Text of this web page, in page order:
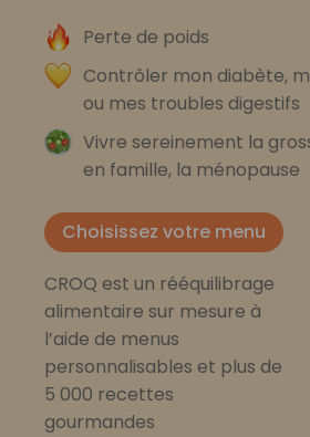
Perte de poids
Contrôler mon diabète,
ou mes troubles digestifs
Vivre sereinement la
en famille, la ménopause
Choisissez votre menu
CROQ est un rééquilibrage
alimentaire sur mesure à
l’aide de menus
personnalisables et plus de
5 000 recettes
gourmandes